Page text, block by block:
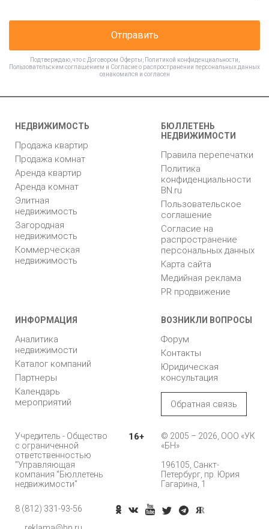
Отправить
Подтверждаю, что с Договором Оферты Политикой конфиденциальности
Пользовательским соглашением и Согласие о распространении персональных данных
ознакомился и согласен
НЕДВИЖИМОСТЬ
Продажа квартир
Продажа комнат
Аренда квартир
Аренда комнат
Элитная
недвижимость
Загородная
недвижимость
Коммерческая
недвижимость
БЮЛЛЕТЕНЬ
НЕДВИЖИМОСТИ
Правила перепечатки
Политика
конфиденциальности
BN.ru
Пользовательское
соглашение
Согласие на
распространение
персональных данных
Карта сайта
Медийная реклама
PR продвижение
ИНФОРМАЦИЯ
Аналитика
недвижимости
Каталог компаний
Партнеры
Календарь
мероприятий
ВОЗНИКЛИ ВОПРОСЫ
Форум
Контакты
Юридическая
консультация
Обратная связь
Учредитель - Общество
с ограниченной
ответственностью
"Управляющая
компания "Бюллетень
недвижимости"
16+
© 2005 – 2026, ООО «УК
«БН»
196105, Санкт-
Петербург, пр. Юрия
Гагарина, 1
8 (812) 331-93-56